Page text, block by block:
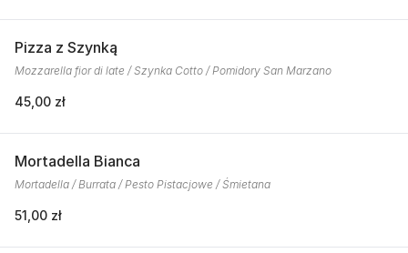
Pizza z Szynką
Mozzarella fior di late / Szynka Cotto / Pomidory San Marzano
45,00 zł
Mortadella Bianca
Mortadella / Burrata / Pesto Pistacjowe / Śmietana
51,00 zł